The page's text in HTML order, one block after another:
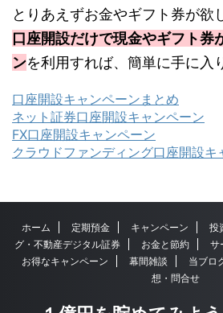
とりあえずお金やギフト券が欲
口座開設だけで現金やギフト券
ンを利用すれば、簡単に手に入
口座開設キャンペーンまとめ
ネット証券口座開設キャンペーン
FX口座開設キャンペーン
クラウドファンディング口座開設キ
ホーム 定期預金 キャンペーン 投
グ・不動産デジタル証券
お金と節約 サ
お得なキャンペーン
幕間雑談 当ブロ
想・問合せ